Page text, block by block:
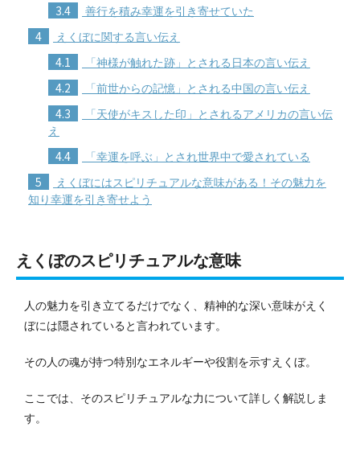
3.4 善行を積み幸運を引き寄せていた
4 えくぼに関する言い伝え
4.1 「神様が触れた跡」とされる日本の言い伝え
4.2 「前世からの記憶」とされる中国の言い伝え
4.3
「天使がキスした印」とされるアメリカの言い伝
え
4.4 「幸運を呼ぶ」とされ世界中で愛されている
5
えくぼにはスピリチュアルな意味がある！その魅力を
知り幸運を引き寄せよう
えくぼのスピリチュアルな意味
人の魅力を引き立てるだけでなく、精神的な深い意味がえく
ぼには隠されていると言われています。
その人の魂が持つ特別なエネルギーや役割を示すえくぼ。
ここでは、そのスピリチュアルな力について詳しく解説しま
す。